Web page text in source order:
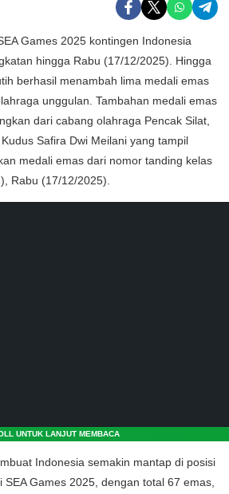
Games 2025 kontingen Indonesia
hingga Rabu (17/12/2025). Hingga
berhasil menambah lima medali emas
unggulan. Tambahan medali emas
dari cabang olahraga Pencak Silat,
Safira Dwi Meilani yang tampil
medali emas dari nomor tanding kelas
Rabu (17/12/2025).
UNTUK LANJUT MEMBACA
Indonesia semakin mantap di posisi
Games 2025, dengan total 67 emas,